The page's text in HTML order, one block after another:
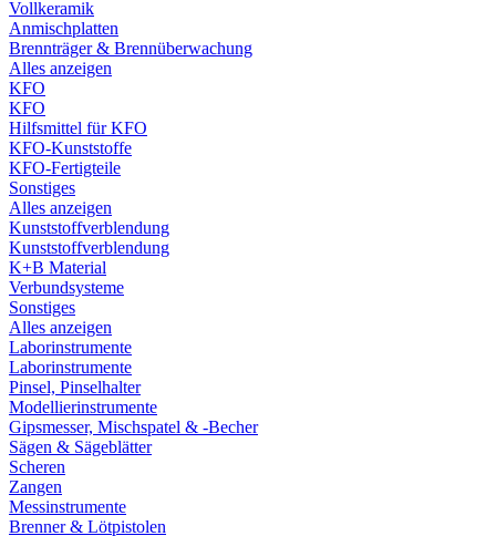
Vollkeramik
Anmischplatten
Brennträger & Brennüberwachung
Alles anzeigen
KFO
KFO
Hilfsmittel für KFO
KFO-Kunststoffe
KFO-Fertigteile
Sonstiges
Alles anzeigen
Kunststoffverblendung
Kunststoffverblendung
K+B Material
Verbundsysteme
Sonstiges
Alles anzeigen
Laborinstrumente
Laborinstrumente
Pinsel, Pinselhalter
Modellierinstrumente
Gipsmesser, Mischspatel & -Becher
Sägen & Sägeblätter
Scheren
Zangen
Messinstrumente
Brenner & Lötpistolen